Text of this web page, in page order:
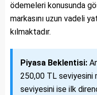
ödemeleri konusunda
markasını uzun vadeli
kılmaktadır.
Piyasa Beklentisi:
250,00 TL seviyesini
seviyesini ise ilk